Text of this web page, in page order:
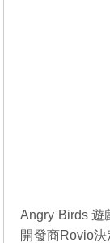
Angry Birds 遊
開發商Rovio